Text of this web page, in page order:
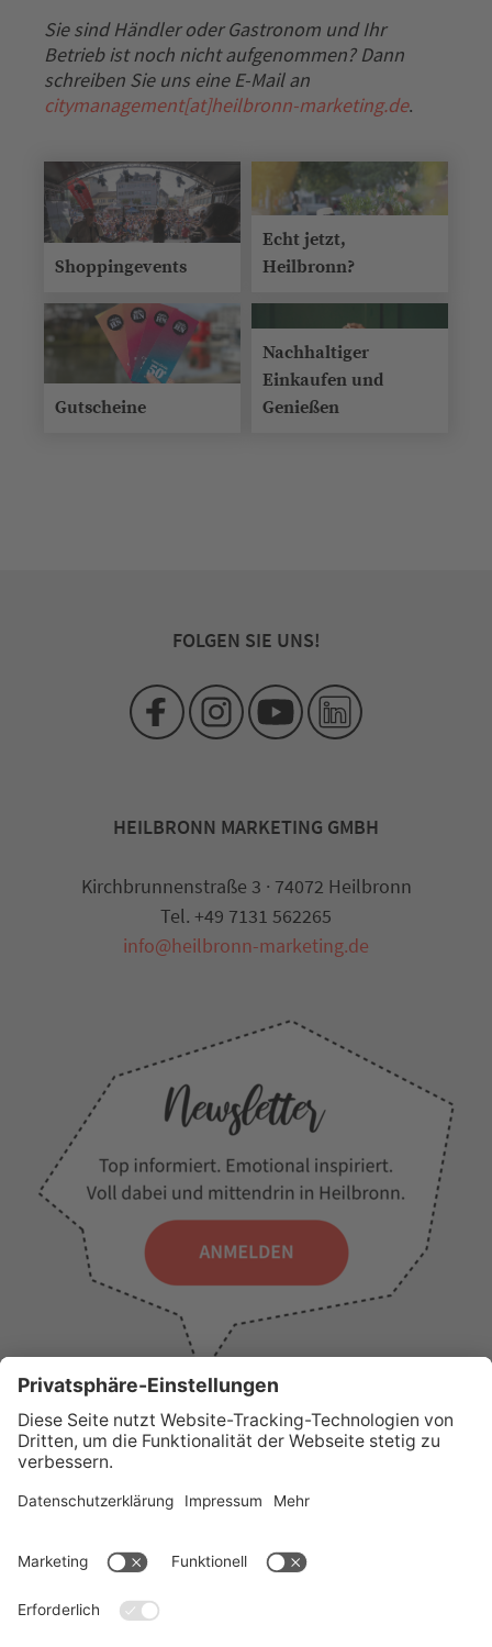
Sie sind Händler oder Gastronom und Ihr
Betrieb ist noch nicht aufgenommen? Dann
schreiben Sie uns eine E-Mail an
citymanagement[at]heilbronn-marketing.de.
Shoppingevents
Echt jetzt,
Heilbronn?
Gutscheine
Nachhaltiger
Einkaufen und
Genießen
FOLGEN SIE UNS!
WICHTIGE LINKS
PresseWir über unsTourist-Information
Erklärung zur Barrierefreiheit
Impressum
HEILBRONN MARKETING GMBH
Kirchbrunnenstraße 3 · 74072 Heilbronn
Tel. +49 7131 562265
info@heilbronn-marketing.de